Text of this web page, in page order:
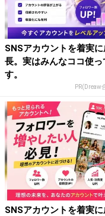
SNSアカウントを着実
長。実はみんなココ使っ
す。
PR(Dreaw
SNSアカウントを着実